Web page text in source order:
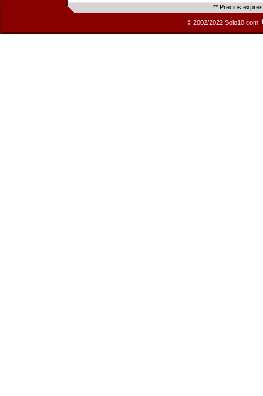
** Precios
© 2002/2022 Solo10.com